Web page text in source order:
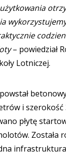
– powiedział
Lotniczej.
i
płytę
Została